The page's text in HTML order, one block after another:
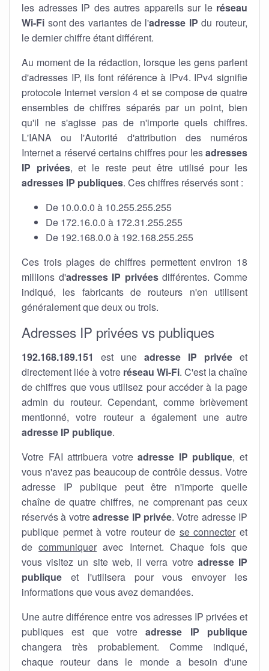
les adresses IP des autres appareils sur le réseau
Wi-Fi sont des variantes de l'adresse IP du routeur,
le dernier chiffre étant différent.
Au moment de la rédaction, lorsque les gens parlent
d'adresses IP, ils font référence à IPv4. IPv4 signifie
protocole Internet version 4 et se compose de quatre
ensembles de chiffres séparés par un point, bien
qu'il ne s'agisse pas de n'importe quels chiffres.
L'IANA ou l'Autorité d'attribution des numéros
Internet a réservé certains chiffres pour lesadresses
IP privées, et le reste peut être utilisé pour les
adresses IP publiques. Ces chiffres réservés sont :
De 10.0.0.0 à 10.255.255.255
De 172.16.0.0 à 172.31.255.255
De 192.168.0.0 à 192.168.255.255
Ces trois plages de chiffres permettent environ 18
millions d'adresses IP privéesdifférentes. Comme
indiqué, les fabricants de routeurs n'en utilisent
généralement que deux ou trois.
Adresses IP privées vs publiques
192.168.189.151 est une adresse IP privée et
directement liée à votre réseau Wi-Fi. C'est la chaîne
de chiffres que vous utilisez pour accéder à la page
admin du routeur. Cependant, comme brièvement
mentionné, votre routeur a également une autre
adresse IP publique.
Votre FAI attribuera votreadresse IP publique, et
vous n'avez pas beaucoup de contrôle dessus. Votre
adresse IP publique peut être n'importe quelle
chaîne de quatre chiffres, ne comprenant pas ceux
réservés à votreadresse IP privée. Votre adresse IP
publique permet à votre routeur de se connecter et
decommuniquer avec Internet. Chaque fois que
vous visitez un site web, il verra votre adresse IP
publique et l'utilisera pour vous envoyer les
informations que vous avez demandées.
Une autre différence entre vos adresses IP privées et
publiques est que votreadresse IP publique
changera très probablement. Comme indiqué,
chaque routeur dans le monde a besoin d'une